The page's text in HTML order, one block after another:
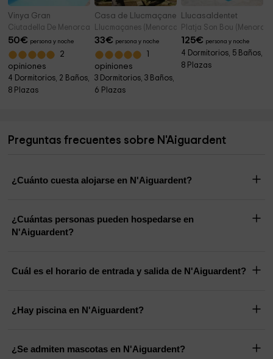
Vinya Gran
Ciutadella De Menorca (Menorca)
50€ persona y noche
2
opiniones
4 Dormitorios, 2 Baños,
8 Plazas
Casa de Llucmaçanes
Llucmaçanes (Menorca)
33€ persona y noche
opiniones
3 Dormitorios, 3 Baños,
6 Plazas
Llucasaldentet
Platja Son Bou (Menorca)
125€ persona y noche
4 Dormitorios, 5 Baños,
8 Plazas
Preguntas frecuentes sobre N'Aiguardent
¿Cuánto cuesta alojarse en N'Aiguardent?
¿Cuántas personas pueden hospedarse en
N'Aiguardent?
Cuál es el horario de entrada y salida de N'Aiguardent?
¿Hay piscina en N'Aiguardent?
¿Se admiten mascotas en N'Aiguardent?